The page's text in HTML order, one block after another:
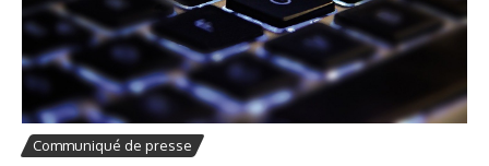
Communiqué de presse